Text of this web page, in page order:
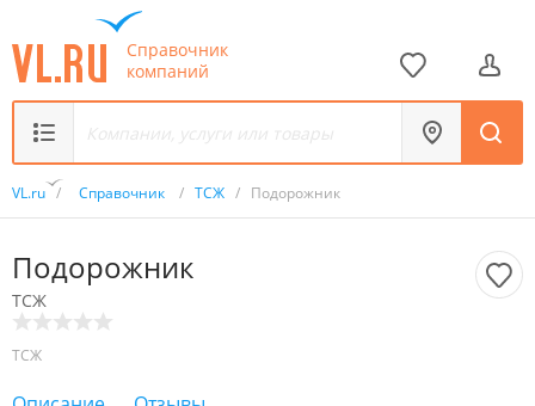
Справочник
компаний
VL.ru / Справочник / ТСЖ / Подорожник
Подорожник
ТСЖ
ТСЖ